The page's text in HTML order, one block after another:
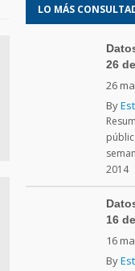
LO MÁS
26
26
By
2014
16
16
By